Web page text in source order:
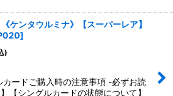
ケンタウルミナ》【スーパーレア】
]
)
カードご購入時の注意事項 -必ずお読
【シングルカードの状態について】